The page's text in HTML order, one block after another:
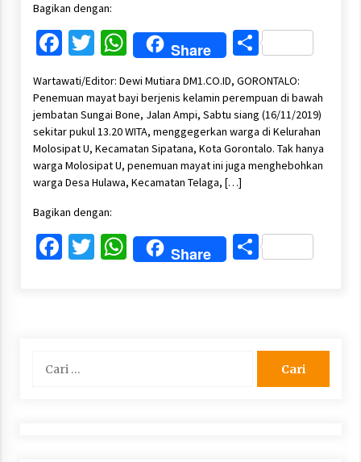
Bagikan dengan:
Facebook
Twitter
WhatsApp
Share Share
Wartawati/Editor: Dewi Mutiara DM1.CO.ID, GORONTALO:
Penemuan mayat bayi berjenis kelamin perempuan di bawah
jembatan Sungai Bone, Jalan Ampi, Sabtu siang (16/11/2019)
sekitar pukul 13.20 WITA, menggegerkan warga di Kelurahan
Molosipat U, Kecamatan Sipatana, Kota Gorontalo. Tak hanya
warga Molosipat U, penemuan mayat ini juga menghebohkan
warga Desa Hulawa, Kecamatan Telaga, […]
Bagikan dengan:
Facebook
Twitter
WhatsApp
Share Share
untuk: